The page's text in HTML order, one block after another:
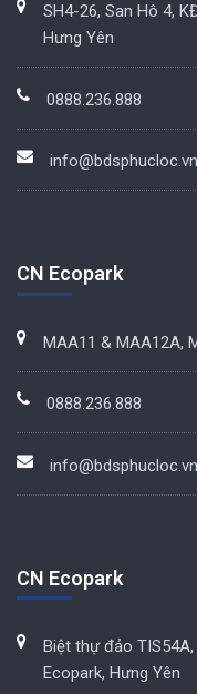
SH4-26, San Hô 4,
Hưng Yên
0888.236.888
info@bdsphucloc.vn
CN Ecopark
MAA11 & MAA12A,
0888.236.888
info@bdsphucloc.vn
CN Ecopark
Biệt thự đảo
Ecopark, Hưng Yên